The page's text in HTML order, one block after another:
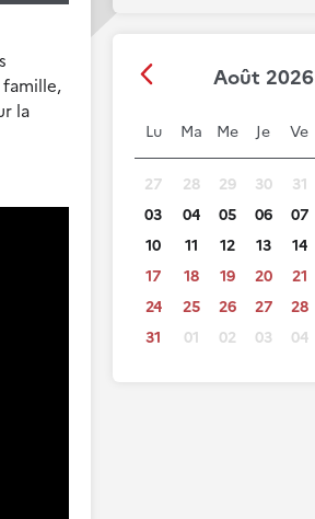
Août 2026
Lu Ma Me Je Ve
27 28 29 30 31
03
04 05 06 07
10
11 12 13 14
17
18 19 20 21
24
25 26 27 28
31
01 02 03 04
famille,
la